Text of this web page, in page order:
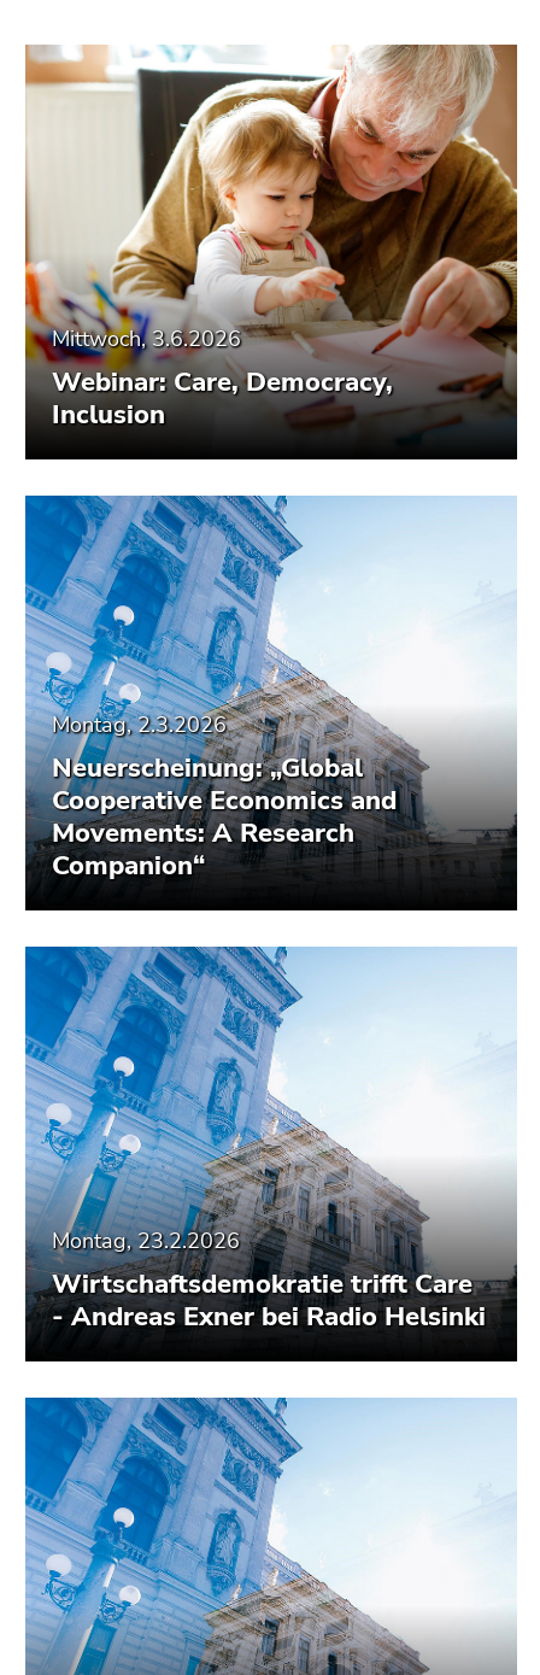
Mittwoch, 3.6.2026
Webinar: Care, Democracy,
Inclusion
Montag, 2.3.2026
Neuerscheinung: „Global
Cooperative Economics and
Movements: A Research
Companion“
Montag, 23.2.2026
Wirtschaftsdemokratie trifft Care
- Andreas Exner bei Radio Helsinki